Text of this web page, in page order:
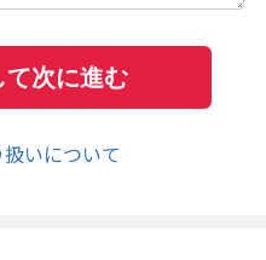
いについて